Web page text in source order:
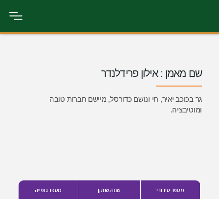
שם השחקן מספר גופייה
פרידלנדר
ונושם כדורסל, מיישם חברות טובה